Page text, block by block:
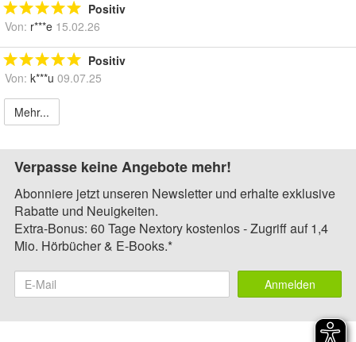
Positiv
Von: r***e 15.02.26
Positiv
Von: k***u 09.07.25
Mehr...
Verpasse keine Angebote mehr!
Abonniere jetzt unseren Newsletter und erhalte exklusive
Rabatte und Neuigkeiten.
Extra-Bonus: 60 Tage Nextory kostenlos - Zugriff auf 1,4
Mio. Hörbücher & E-Books.*
Anmelden